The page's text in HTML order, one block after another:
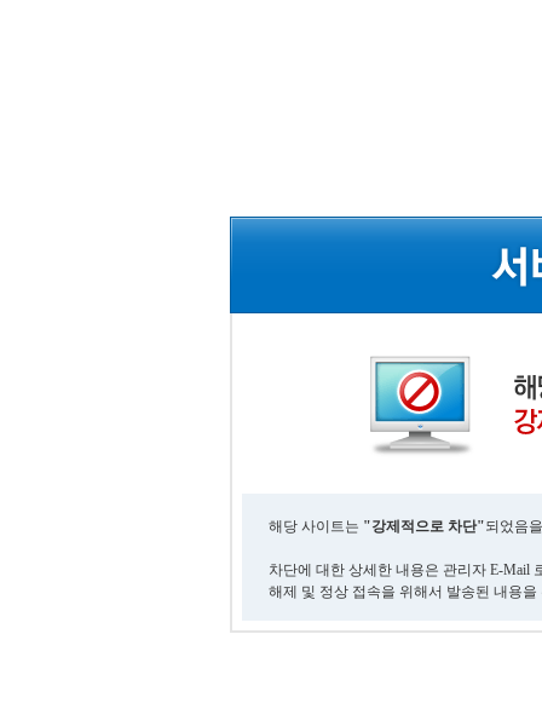
해당 사이트는 "강제적으로 차단"되었음
차단에 대한 상세한 내용은 관리자 E-Mail
해제 및 정상 접속을 위해서 발송된 내용